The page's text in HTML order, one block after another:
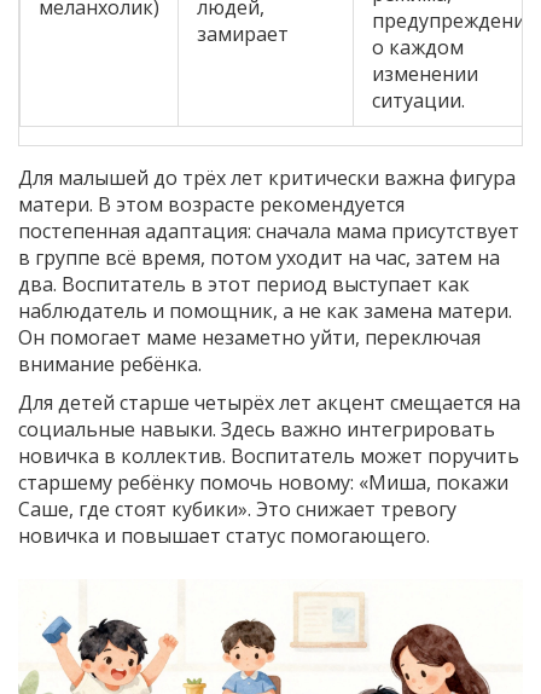
меланхолик)
людей,
замирает
предупреждение
о каждом
изменении
ситуации.
Для малышей до трёх лет критически важна фигура
матери. В этом возрасте рекомендуется
постепенная адаптация: сначала мама присутствует
в группе всё время, потом уходит на час, затем на
два. Воспитатель в этот период выступает как
наблюдатель и помощник, а не как замена матери.
Он помогает маме незаметно уйти, переключая
внимание ребёнка.
Для детей старше четырёх лет акцент смещается на
социальные навыки. Здесь важно интегрировать
новичка в коллектив. Воспитатель может поручить
старшему ребёнку помочь новому: «Миша, покажи
Саше, где стоят кубики». Это снижает тревогу
новичка и повышает статус помогающего.